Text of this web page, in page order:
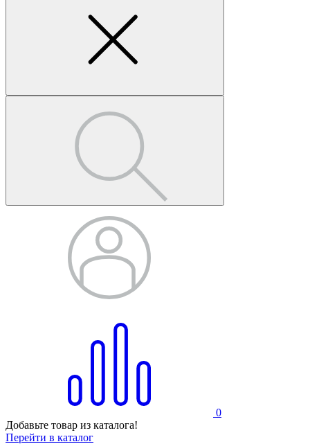
0
Добавьте товар из каталога!
Перейти в каталог